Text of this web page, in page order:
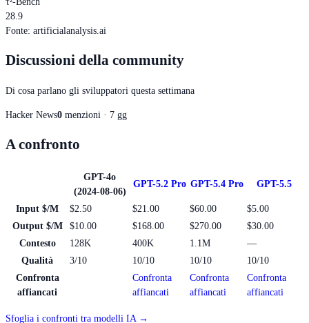
28.9
Fonte: artificialanalysis.ai
Discussioni della community
Di cosa parlano gli sviluppatori questa settimana
Hacker News0 menzioni · 7 gg
A confronto
GPT-4o
(2024-08-06)
GPT-5.2 Pro GPT-5.4 Pro GPT-5.5
Input $/M $2.50 $21.00 $60.00
$5.00
Output $/M
$10.00 $168.00 $270.00
$30.00
Contesto
128K 400K 1.1M
—
Qualità
3/10 10/10 10/10
10/10
Confronta
affiancati
Confronta
affiancati
Confronta
affiancati
Confronta
affiancati
Sfoglia i confronti tra modelli IA →